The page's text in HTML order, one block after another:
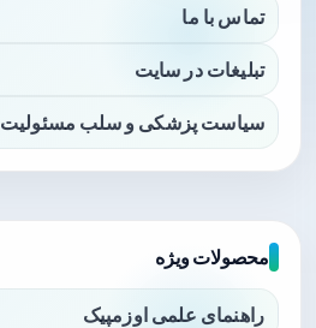
تماس با ما
تبلیغات در سایت
سیاست پزشکی و سلب مسئولیت
محصولات ویژه
راهنمای علمی اوزمپیک